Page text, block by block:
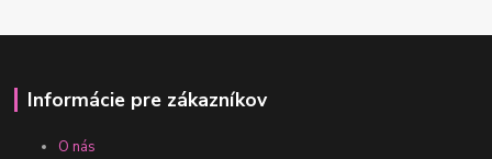
Informácie pre zákazníkov
O nás